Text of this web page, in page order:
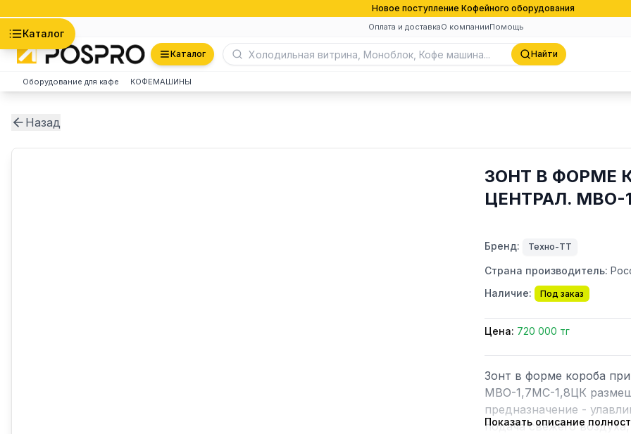
Новое поступление Кофейного оборудования
Оплата и доставкаО компанииПомощь
Каталог
Каталог Найти
Оборудование для кафе КОФЕМАШИНЫ
Назад
ЗОНТ В ФОРМЕ
ЦЕНТРАЛ. МВО-
Бренд: Техно-ТТ
Страна производитель:
Наличие:
Под заказ
Цена: 720 000 тг
Зонт в форме короба
МВО-1,7МС-1,8ЦК
предназначение -
подача свежего
Показать описание